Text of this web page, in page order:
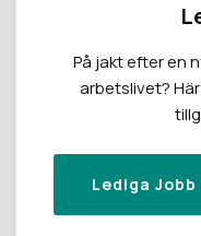
På jakt efter en
arbetslivet?
Lediga Jobb